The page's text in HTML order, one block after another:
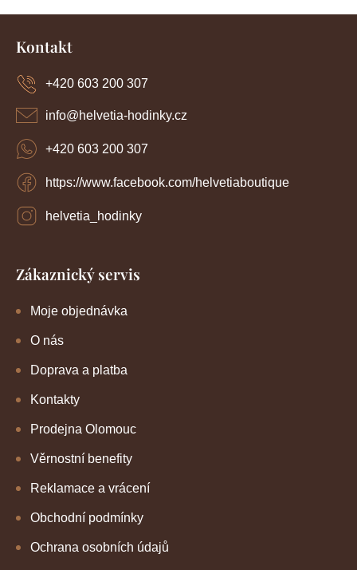
ý
k
n
Z
Kontakt
info@helvetia-hodinky.cz
+420 603 200 307
https://www.facebook.com/helvetiaboutique
helvetia_hodinky
+420 603 200 307
Zákaznický servis
Moje objednávka
O nás
Doprava a platba
Kontakty
Prodejna Olomouc
Věrnostní benefity
Reklamace a vrácení
Obchodní podmínky
Ochrana osobních údajů